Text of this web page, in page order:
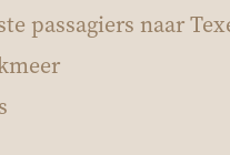
passagiers naar